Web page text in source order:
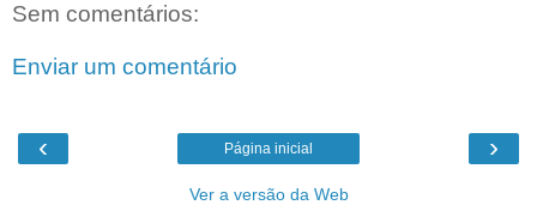
Sem comentários:
Enviar um comentário
‹ ›
Página inicial
Ver a versão da Web